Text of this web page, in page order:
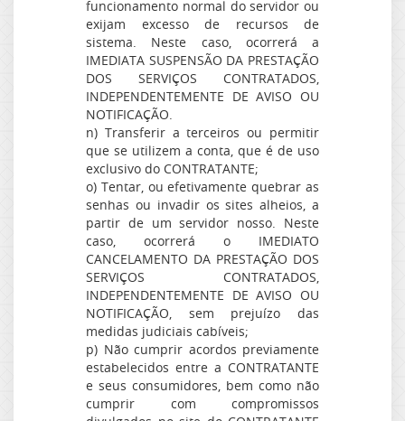
funcionamento normal do servidor ou
exijam excesso de recursos de
sistema. Neste caso, ocorrerá a
IMEDIATA SUSPENSÃO DA PRESTAÇÃO
DOS SERVIÇOS CONTRATADOS,
INDEPENDENTEMENTE DE AVISO OU
NOTIFICAÇÃO.
n) Transferir a terceiros ou permitir
que se utilizem a conta, que é de uso
exclusivo do CONTRATANTE;
o) Tentar, ou efetivamente quebrar as
senhas ou invadir os sites alheios, a
partir de um servidor nosso. Neste
caso, ocorrerá o IMEDIATO
CANCELAMENTO DA PRESTAÇÃO DOS
SERVIÇOS CONTRATADOS,
INDEPENDENTEMENTE DE AVISO OU
NOTIFICAÇÃO, sem prejuízo das
medidas judiciais cabíveis;
p) Não cumprir acordos previamente
estabelecidos entre a CONTRATANTE
e seus consumidores, bem como não
cumprir com compromissos